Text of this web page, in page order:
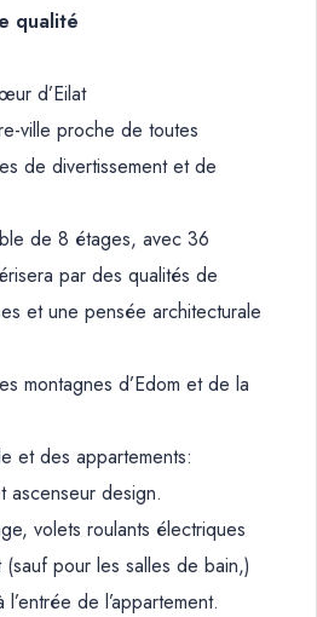
qualité
d’Eilat
ville proche de toutes
de divertissement et de
de 8 étages, avec 36
par des qualités de
et une pensée architecturale
montagnes d’Edom et de la
et des appartements:
ascenseur design.
volets roulants électriques
(sauf pour les salles de bain,)
de l’appartement.